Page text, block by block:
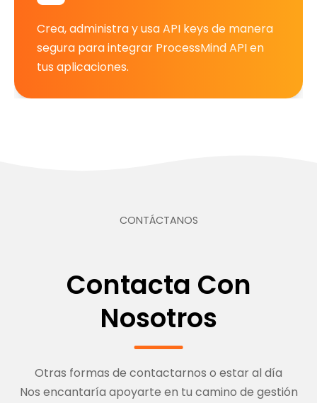
Crea, administra y usa API keys de manera
segura para integrar ProcessMind API en
tus aplicaciones.
CONTÁCTANOS
Contacta Con
Nosotros
Otras formas de contactarnos o estar al día
Nos encantaría apoyarte en tu camino de gestión